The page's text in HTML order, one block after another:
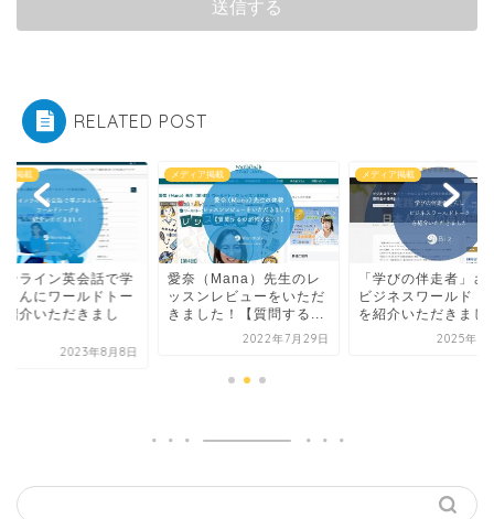
RELATED POST
ア掲載
ンライン英会話で学
さんにワールドトー
紹介いただきまし
2023年8月8日
メディア掲載
愛奈（Mana）先生のレ
ッスンレビューをいただ
きました！【質問する...
2022年7月29日
メディア掲載
「学びの伴走者」さ
ビジネスワールドト
を紹介いただきまし
2025年5